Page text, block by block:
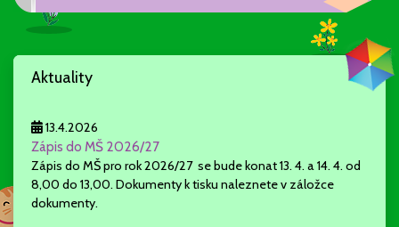
Aktuality
13.4.2026
Zápis do MŠ 2026/27
Zápis do MŠ pro rok 2026/27 se bude konat 13. 4. a 14. 4. od
8,00 do 13,00. Dokumenty k tisku naleznete v záložce
dokumenty.